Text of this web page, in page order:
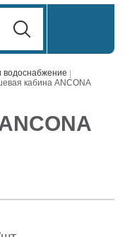
водоснабжение
кабина ANCONA